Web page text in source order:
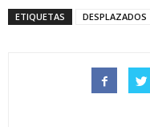
ETIQUETAS DESPLAZADOS